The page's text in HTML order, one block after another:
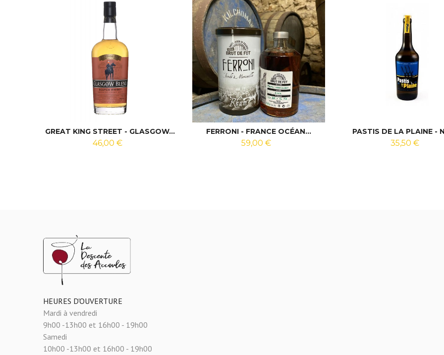
GREAT KING STREET - GLASGOW...
46,00 €
FERRONI - FRANCE OCÉAN...
59,00 €
PASTIS DE LA PLAINE -
35,50 €
HEURES D'OUVERTURE
Mardi à vendredi
9h00 -13h00 et 16h00 - 19h00
Samedi
10h00 -13h00 et 16h00 - 19h00